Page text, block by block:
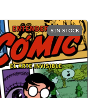
SIN STOCK